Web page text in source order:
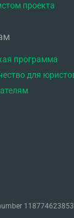
проекта
программа
для